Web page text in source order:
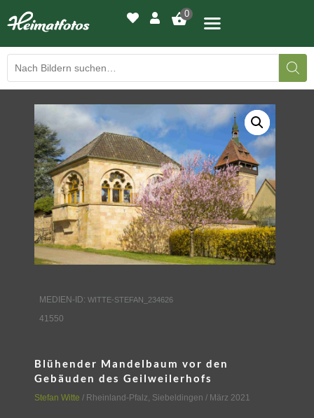
0
BILDERGALERIE
DRUCKQUALITÄTEN
LED-LEUCHTBILDER
WIR DRUCKEN IHR BILD
AUSSTELLUNGEN
KONTAKT
MEDIEN-ID: WITTE-STEFAN_234626
41550
Blühender Mandelbaum vor den
Gebäuden des Geilweilerhofs
Stefan Witte / Rheinland-Pfalz, Siebeldingen / März 2021